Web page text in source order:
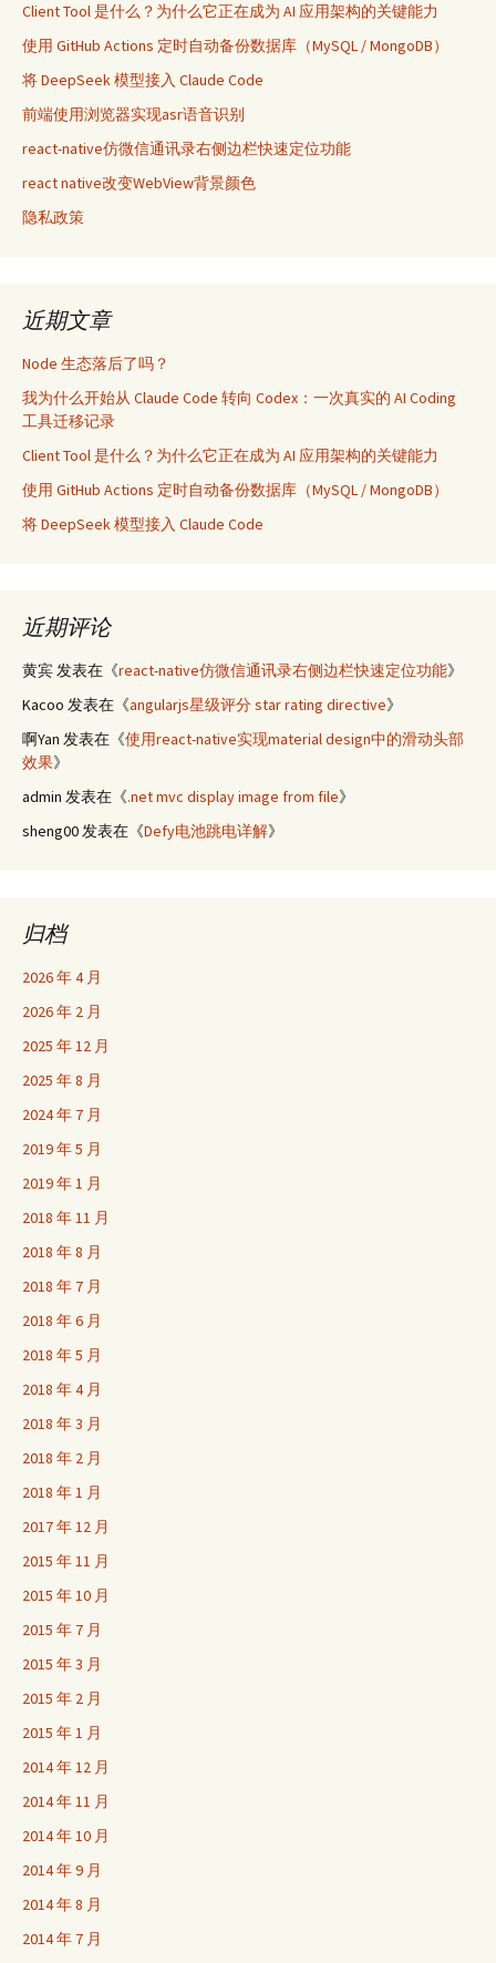
Client Tool 是什么？为什么它正在成为 AI 应用架构的关键能力
使用 GitHub Actions 定时自动备份数据库（MySQL / MongoDB）
将 DeepSeek 模型接入 Claude Code
前端使用浏览器实现asr语音识别
react-native仿微信通讯录右侧边栏快速定位功能
react native改变WebView背景颜色
隐私政策
近期文章
Node 生态落后了吗？
我为什么开始从 Claude Code 转向 Codex：一次真实的 AI Coding
工具迁移记录
Client Tool 是什么？为什么它正在成为 AI 应用架构的关键能力
使用 GitHub Actions 定时自动备份数据库（MySQL / MongoDB）
将 DeepSeek 模型接入 Claude Code
近期评论
黄宾发表在《react-native仿微信通讯录右侧边栏快速定位功能》
Kacoo 发表在《angularjs星级评分 star rating directive》
啊Yan 发表在《使用react-native实现material design中的滑动头部
效果》
admin 发表在《.net mvc display image from file》
sheng00发表在《Defy电池跳电详解》
归档
2026 年 4 月
2026 年 2 月
2025 年 12 月
2025 年 8 月
2024 年 7 月
2019 年 5 月
2019 年 1 月
2018 年 11 月
2018 年 8 月
2018 年 7 月
2018 年 6 月
2018 年 5 月
2018 年 4 月
2018 年 3 月
2018 年 2 月
2018 年 1 月
2017 年 12 月
2015 年 11 月
2015 年 10 月
2015 年 7 月
2015 年 3 月
2015 年 2 月
2015 年 1 月
2014 年 12 月
2014 年 11 月
2014 年 10 月
2014 年 9 月
2014 年 8 月
2014 年 7 月